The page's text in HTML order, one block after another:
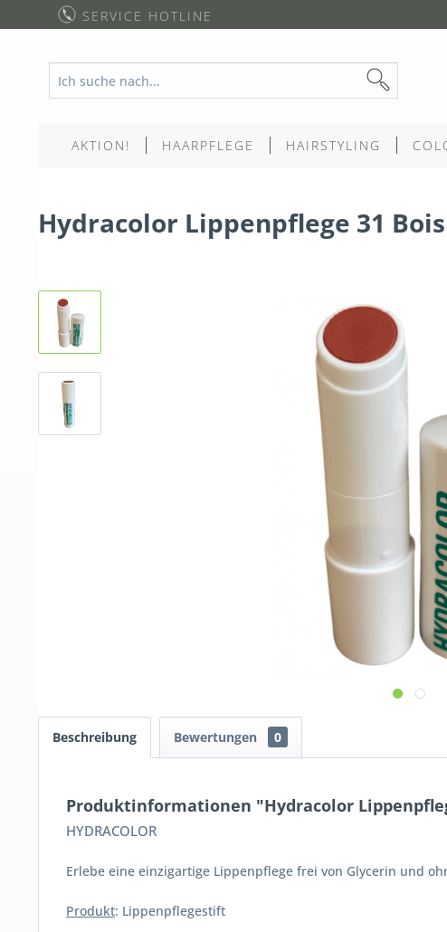
SERVICE HOTLINE
AKTION! HAARPFLEGE HAIRSTYLING
Hydracolor Lippenpflege 31 Bois
Beschreibung Bewertungen 0
Produktinformationen "Hydracolor
HYDRACOLOR
Erlebe eine einzigartige Lippenpflege frei von Glycerin und
Produkt: Lippenpflegestift